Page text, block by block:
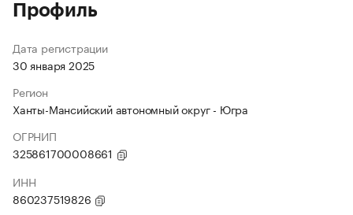
Профиль
Дата регистрации
30 января 2025
Регион
Ханты-Мансийский автономный округ - Югра
ОГРНИП
325861700008661
ИНН
860237519826